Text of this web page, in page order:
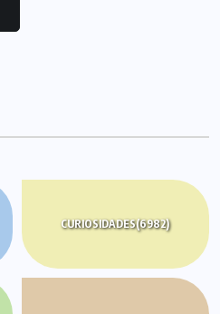
CURIOSIDADES(6982)